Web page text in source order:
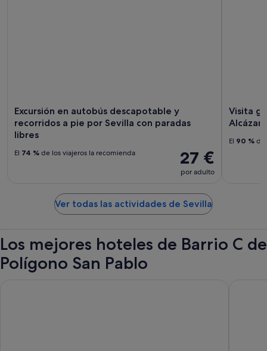
Excursión en autobús descapotable y
recorridos a pie por Sevilla con paradas
libres
27 €
por adulto
El 74 % de los viajeros la recomienda
Visita
Alcázar
El 90 % de
Ver todas las actividades de Sevilla
Los mejores hoteles de Barrio C de
Polígono San Pablo